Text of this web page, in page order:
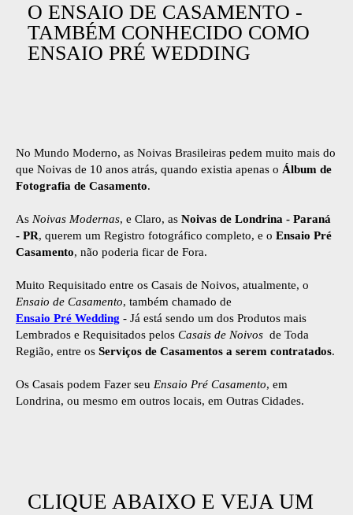
O ENSAIO DE CASAMENTO -
TAMBÉM CONHECIDO COMO
ENSAIO PRÉ WEDDING
No Mundo Moderno, as Noivas Brasileiras pedem muito mais do
que Noivas de 10 anos atrás, quando existia apenas o Álbum de
Fotografia de Casamento.
As Noivas Modernas, e Claro, as Noivas de Londrina - Paraná
- PR, querem um Registro fotográfico completo, e o Ensaio Pré
Casamento, não poderia ficar de Fora.
Muito Requisitado entre os Casais de Noivos, atualmente, o
Ensaio de Casamento, também chamado de
Ensaio Pré Wedding - Já está sendo um dos Produtos mais
Lembrados e Requisitados pelos Casais de Noivos de Toda
Região, entre os Serviços de Casamentos a serem contratados.
Os Casais podem Fazer seu Ensaio Pré Casamento, em
Londrina, ou mesmo em outros locais, em Outras Cidades.
CLIQUE ABAIXO E VEJA UM